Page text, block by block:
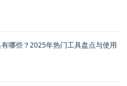
哪些？2025年热门工具盘点与使用